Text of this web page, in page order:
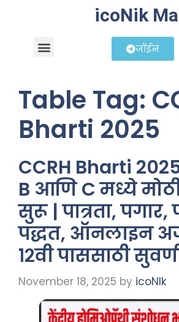
icoNik
जॉईन
Table Tag:
Bharti 2025
CCRH Bharti
B आणि C मध्ये
सुरू | पात्रता, पगार,
पद्धत, ऑनलाइन
१२वी पाससाठी
November 18, 2025 by icoNIk